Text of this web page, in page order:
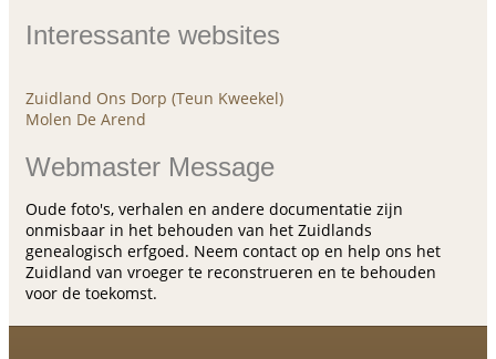
Interessante websites
Zuidland Ons Dorp (Teun Kweekel)
Molen De Arend
Webmaster Message
Oude foto's, verhalen en andere documentatie zijn
onmisbaar in het behouden van het Zuidlands
genealogisch erfgoed. Neem contact op en help ons het
Zuidland van vroeger te reconstrueren en te behouden
voor de toekomst.